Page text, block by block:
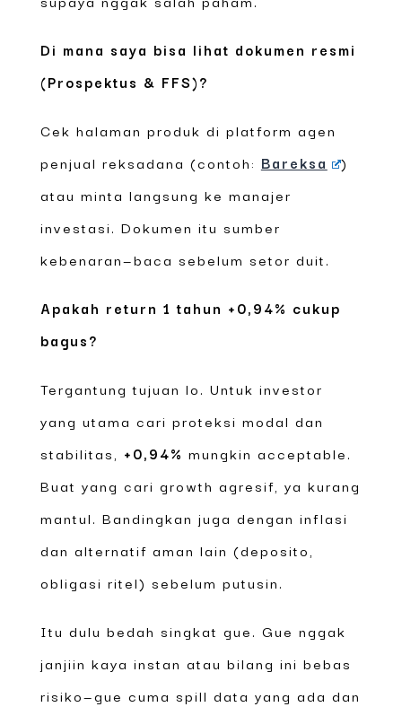
Di mana saya bisa lihat dokumen resmi
(Prospektus & FFS)?
Cek halaman produk di platform agen
penjual reksadana (contoh: Bareksa
)
atau minta langsung ke manajer
investasi. Dokumen itu sumber
kebenaran—baca sebelum setor duit.
Apakah return 1 tahun +0,94% cukup
bagus?
Tergantung tujuan lo. Untuk investor
yang utama cari proteksi modal dan
stabilitas, +0,94% mungkin acceptable.
Buat yang cari growth agresif, ya kurang
mantul. Bandingkan juga dengan inflasi
dan alternatif aman lain (deposito,
obligasi ritel) sebelum putusin.
Itu dulu bedah singkat gue. Gue nggak
janjiin kaya instan atau bilang ini bebas
risiko—gue cuma spill data yang ada dan